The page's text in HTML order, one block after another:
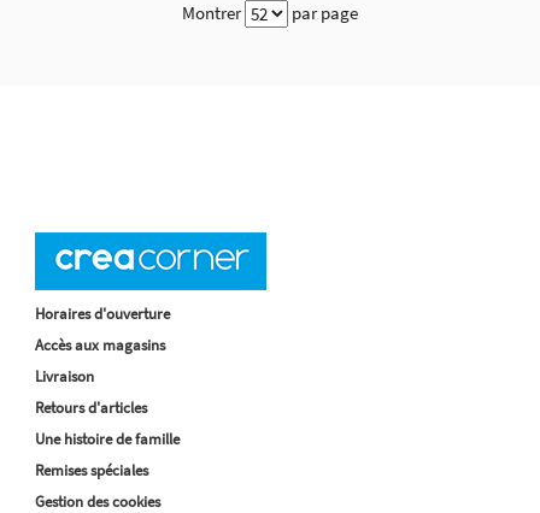
Montrer par page
Horaires d'ouverture
Accès aux magasins
Livraison
Retours d'articles
Une histoire de famille
Remises spéciales
Gestion des cookies